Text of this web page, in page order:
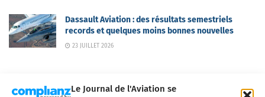
Le Journal de l'Aviation se
Dassault Aviation : des résultats semestriels
records et quelques moins bonnes nouvelles
23 JUILLET 2026